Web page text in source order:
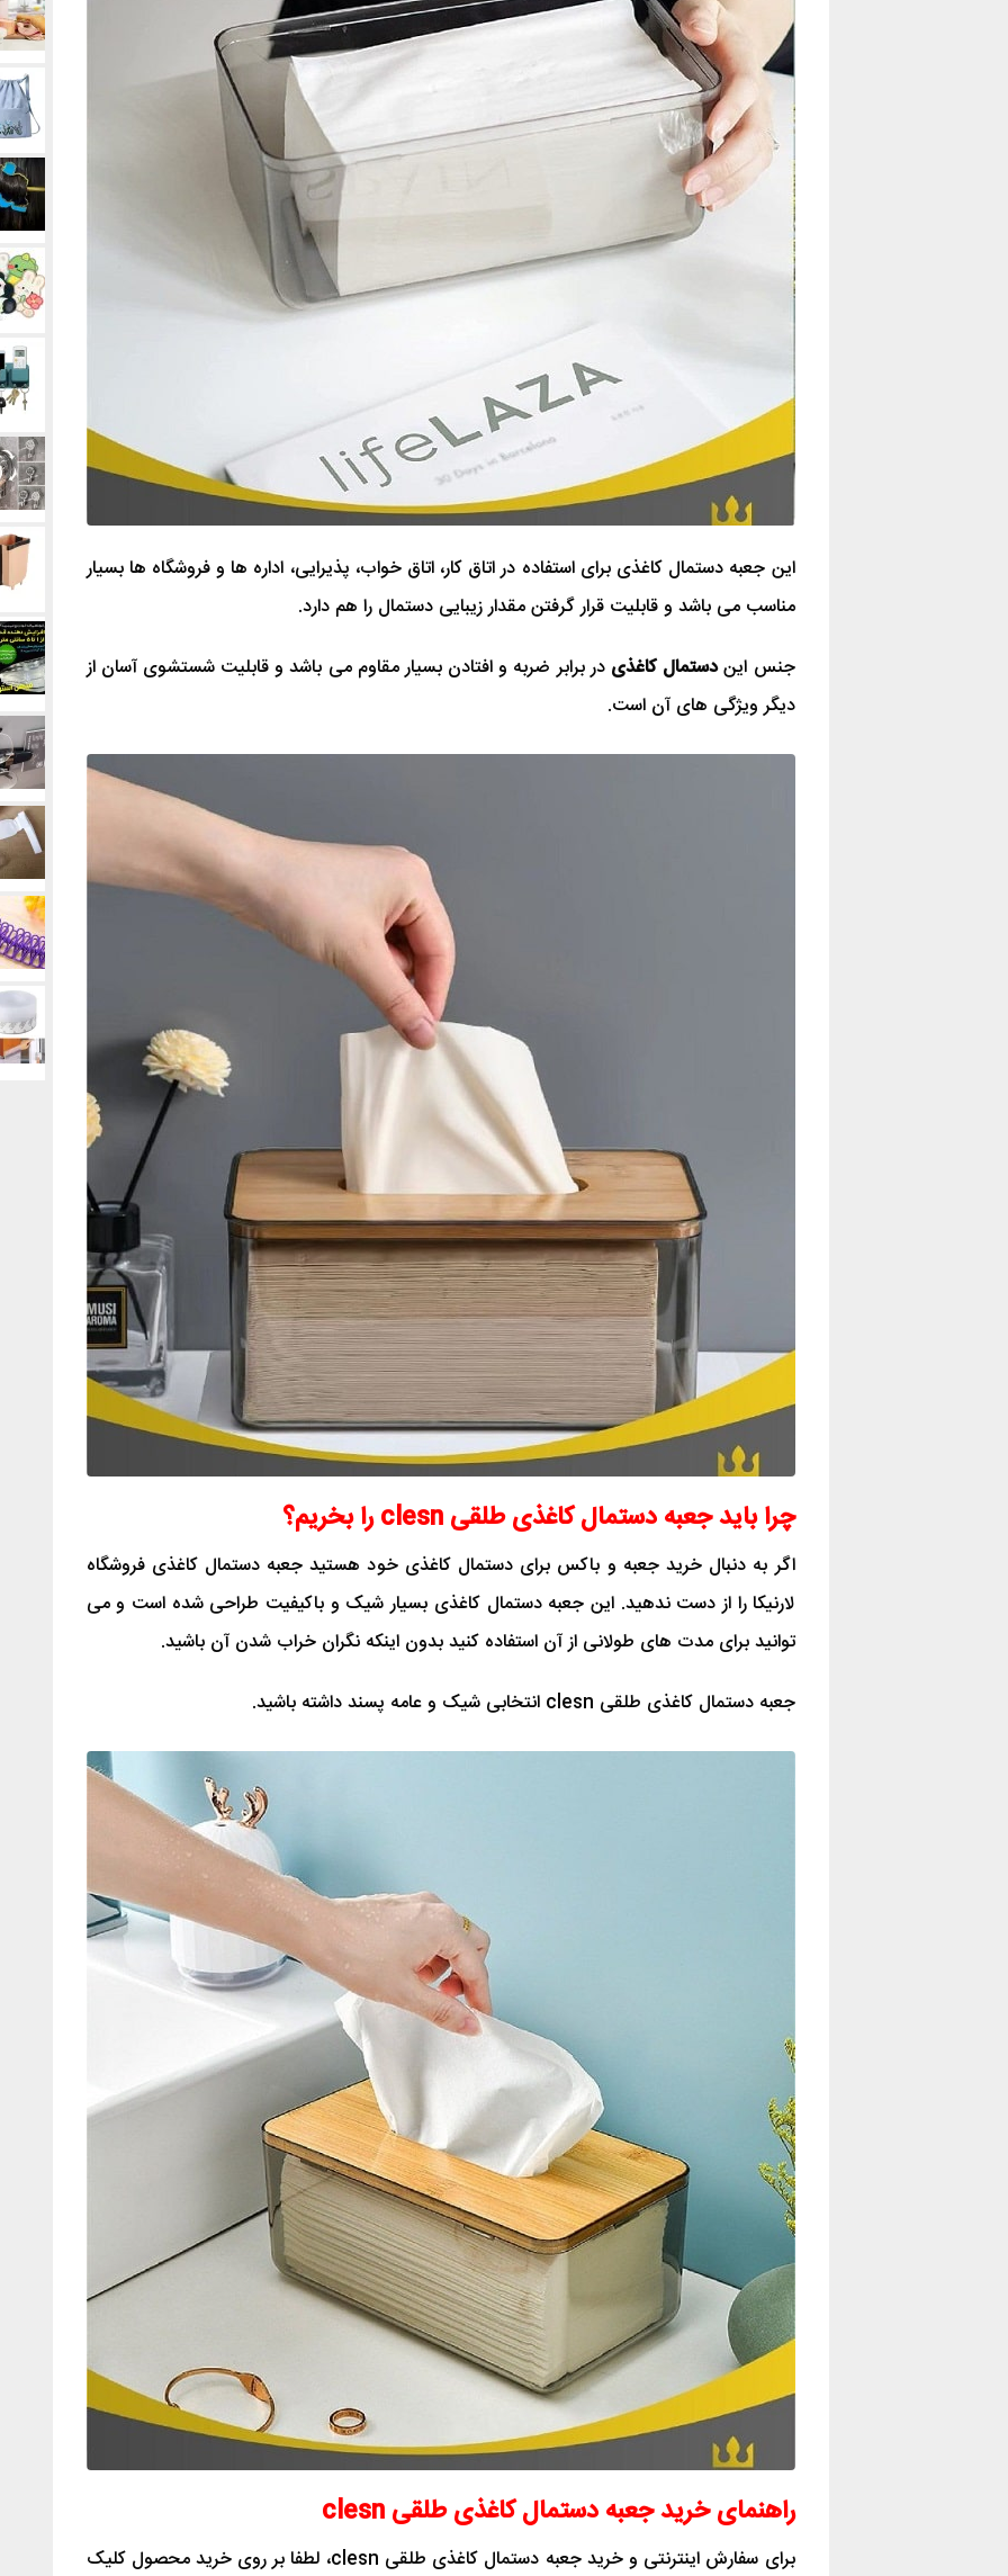
این جعبه دستمال کاغذی برای استفاده در اتاق کار، اتاق خواب، پذیرایی، اداره ها و فروشگاه ها بسیار
مناسب می باشد و قابلیت قرار گرفتن مقدار زیبایی دستمال را هم دارد.
جنس ایندستمال کاغذی در برابر ضربه و افتادن بسیار مقاوم می باشد و قابلیت شستشوی آسان از
دیگر ویژگی های آن است.
چرا باید جعبه دستمال کاغذی طلقی clesn را بخریم؟
اگر به دنبال خرید جعبه و باکس برای دستمال کاغذی خود هستید جعبه دستمال کاغذی فروشگاه
لارنیکا را از دست ندهید. این جعبه دستمال کاغذی بسیار شیک و باکیفیت طراحی شده است و می
توانید برای مدت های طولانی از آن استفاده کنید بدون اینکه نگران خراب شدن آن باشید.
جعبه دستمال کاغذی طلقی clesn انتخابی شیک و عامه پسند داشته باشید.
راهنمای خرید جعبه دستمال کاغذی طلقی clesn
برای سفارش اینترنتی و خرید جعبه دستمال کاغذی طلقی clesn، لطفا بر روی خرید محصول کلیک